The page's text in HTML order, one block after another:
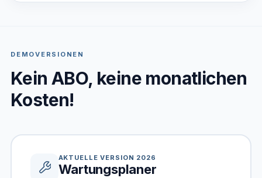
DEMOVERSIONEN
Kein ABO, keine monatlichen
Kosten!
AKTUELLE VERSION 2026
Wartungsplaner